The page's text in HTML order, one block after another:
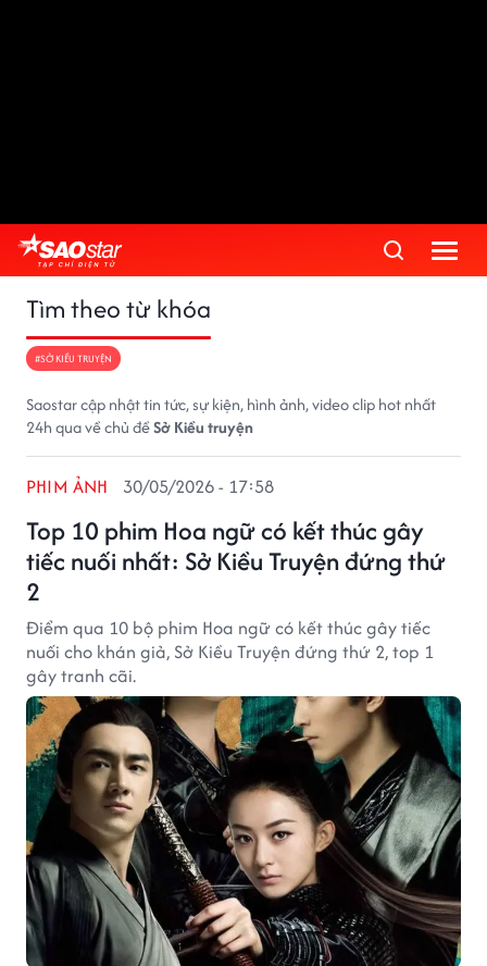
Tìm theo từ khóa
#SỞ KIỀU TRUYỆN
Saostar cập nhật tin tức, sự kiện, hình ảnh, video clip hot nhất
24h qua về chủ đềSở Kiều truyện
Top 10 phim Hoa ngữ có kết thúc gây
tiếc nuối nhất: Sở Kiều Truyện đứng thứ
2
PHIM ẢNH 30/05/2026 - 17:58
Điểm qua 10 bộ phim Hoa ngữ có kết thúc gây tiếc
nuối cho khán giả, Sở Kiều Truyện đứng thứ 2, top 1
gây tranh cãi.